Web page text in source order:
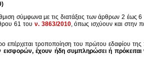
σύμφωνα με τις διατάξεις των άρθρων 2 έως 6
61 του ν. 3863/2010, όπως ισχύουν και στην
επέρχεται τροποποίηση του πρώτου εδαφίου
έχουν ήδη συμπληρώσει ή